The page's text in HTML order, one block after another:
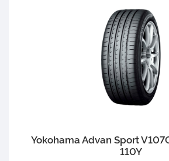
Yokohama Advan Sport
110Y